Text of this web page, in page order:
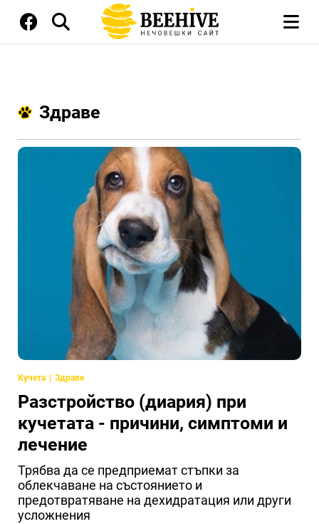
Здраве
Кучета Здраве
Разстройство (диария) при
кучетата - причини, симптоми и
лечение
Трябва да се предприемат стъпки за
облекчаване на състоянието и
предотвратяване на дехидратация или други
усложнения